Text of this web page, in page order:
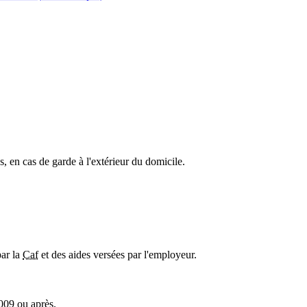
en cas de garde à l'extérieur du domicile.
ou après.
la Cafet des aides versées par l'employeur.